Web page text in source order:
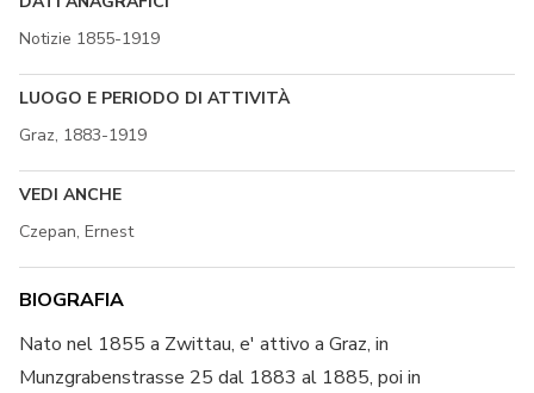
Notizie 1855-1919
LUOGO E PERIODO DI ATTIVITÀ
Graz, 1883-1919
VEDI ANCHE
Czepan, Ernest
BIOGRAFIA
Nato nel 1855 a Zwittau, e' attivo a Graz, in
Munzgrabenstrasse 25 dal 1883 al 1885, poi in